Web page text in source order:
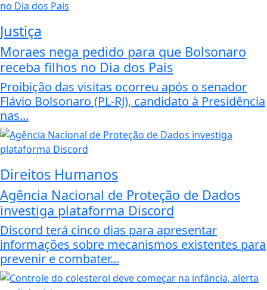
Justiça
Moraes nega pedido para que Bolsonaro
receba filhos no Dia dos Pais
Proibição das visitas ocorreu após o senador
Flávio Bolsonaro (PL-RJ), candidato à Presidência
nas...
Direitos Humanos
Agência Nacional de Proteção de Dados
investiga plataforma Discord
Discord terá cinco dias para apresentar
informações sobre mecanismos existentes para
prevenir e combater...